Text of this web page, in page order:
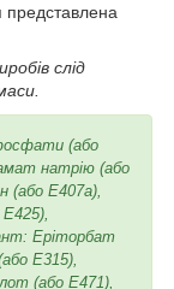
представлена
слід
(або
натрію (або
(або E407a),
Еріторбат
E315),
(або E471),